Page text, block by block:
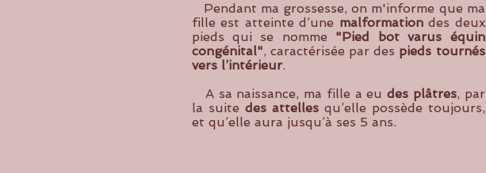
Pendant ma grossesse, on m'informe que ma
fille est atteinte d’une malformationdes deux
pieds qui se nomme "Pied bot varus équin
congénital", caractérisée par des pieds tournés
vers l’intérieur.
A sa naissance, ma fille a eu des plâtres, par
la suite des attellesqu’elle possède toujours,
et qu’elle aura jusqu’à ses 5 ans.